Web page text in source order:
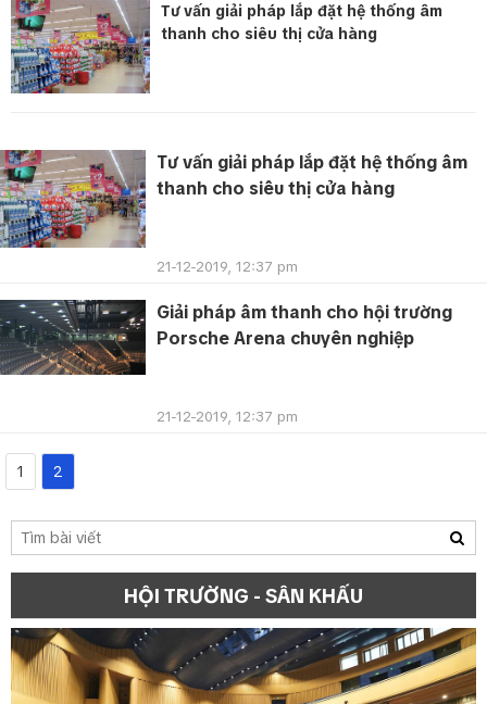
Tư vấn giải pháp lắp đặt hệ thống âm
thanh cho siêu thị cửa hàng
Tư vấn giải pháp lắp đặt hệ thống âm
thanh cho siêu thị cửa hàng
21-12-2019, 12:37 pm
Giải pháp âm thanh cho hội trường
Porsche Arena chuyên nghiệp
21-12-2019, 12:37 pm
1 2
HỘI TRƯỜNG - SÂN KHẤU